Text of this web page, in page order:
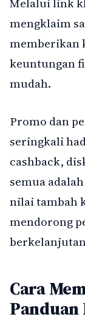
mengklaim
memberikan
keuntungan
mudah.
Promo dan
seringkali
cashback,
semua
nilai tambah
mendorong
Cara
Panduan